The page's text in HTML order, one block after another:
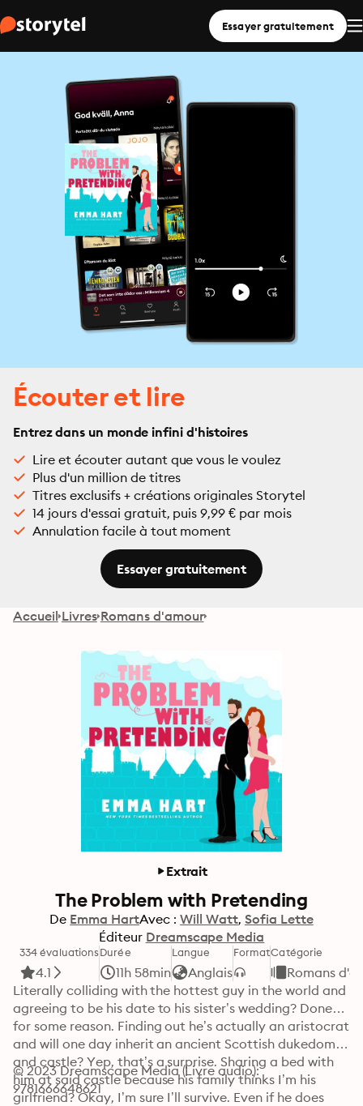
Essayer gratuitement
Écouter et lire
Entrez dans un monde infini d'histoires
Lire et écouter autant que vous le voulez
Plus d'un million de titres
Titres exclusifs + créations originales Storytel
14 jours d'essai gratuit, puis 9,99 € par mois
Annulation facile à tout moment
Essayer gratuitement
Accueil Livres Romans d'amour
Extrait
The Problem with Pretending
De Emma HartAvec : Will Watt Sofia Lette
Éditeur Dreamscape Media
334 évaluations
4.1
Durée
11h 58min
Langue
Anglais
FormatCatégorie
Romans
Literally colliding with the hottest guy in the world and
agreeing to be his date to his sister’s wedding? Done…
for some reason. Finding out he’s actually an aristocrat
and will one day inherit an ancient Scottish dukedom
and castle? Yep, that’s a surprise. Sharing a bed with
him at said castle because his family thinks I’m his
girlfriend? Okay, I’m sure I’ll survive. Even if he does
© 2023 Dreamscape Media (Livre audio):
9781666648621